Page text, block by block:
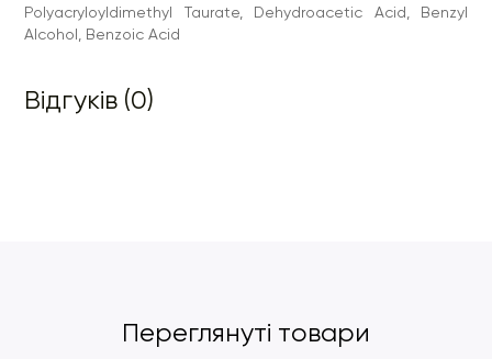
Polyacryloyldimethyl Taurate, Dehydroacetic Acid, Benzyl
Alcohol, Benzoic Acid
Відгуків (0)
Переглянуті товари